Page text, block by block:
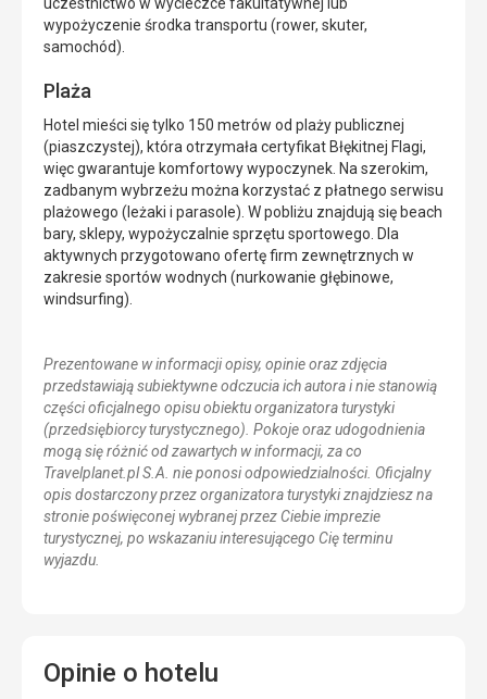
wypożyczenie środka transportu (rower, skuter,
samochód).
Plaża
Hotel mieści się tylko 150 metrów od plaży publicznej
(piaszczystej), która otrzymała certyfikat Błękitnej Flagi,
więc gwarantuje komfortowy wypoczynek. Na szerokim,
zadbanym wybrzeżu można korzystać z płatnego serwisu
plażowego (leżaki i parasole). W pobliżu znajdują się beach
bary, sklepy, wypożyczalnie sprzętu sportowego. Dla
aktywnych przygotowano ofertę firm zewnętrznych w
zakresie sportów wodnych (nurkowanie głębinowe,
windsurfing).
Prezentowane w informacji opisy, opinie oraz zdjęcia
przedstawiają subiektywne odczucia ich autora i nie stanowią
części oficjalnego opisu obiektu organizatora turystyki
(przedsiębiorcy turystycznego). Pokoje oraz udogodnienia
mogą się różnić od zawartych w informacji, za co
Travelplanet.pl S.A. nie ponosi odpowiedzialności. Oficjalny
opis dostarczony przez organizatora turystyki znajdziesz na
stronie poświęconej wybranej przez Ciebie imprezie
turystycznej, po wskazaniu interesującego Cię terminu
wyjazdu.
Opinie o hotelu